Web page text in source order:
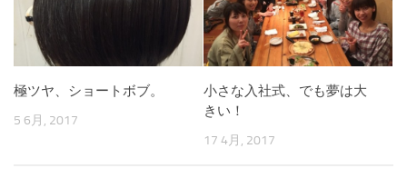
極ツヤ、ショートボブ。
5 6月, 2017
小さな入社式、でも夢は大
きい！
17 4月, 2017